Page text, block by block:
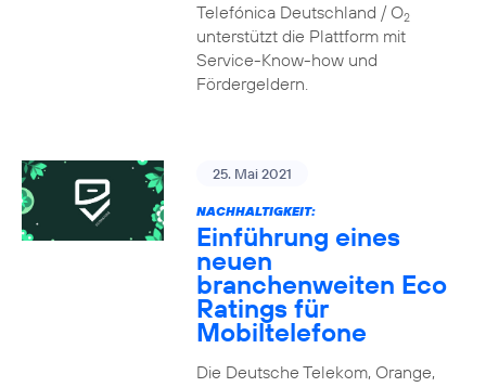
Telefónica Deutschland / O2
unterstützt die Plattform mit
Service-Know-how und
Fördergeldern.
25. Mai 2021
NACHHALTIGKEIT:
Einführung eines
neuen
branchenweiten Eco
Ratings für
Mobiltelefone
Die Deutsche Telekom, Orange,